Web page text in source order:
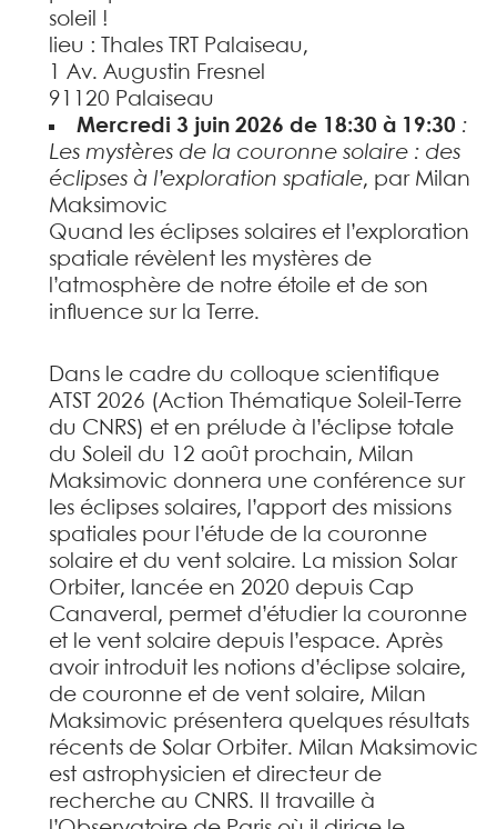
soleil !
lieu : Thales TRT Palaiseau,
1 Av. Augustin Fresnel
91120 Palaiseau
Mercredi 3 juin 2026 de 18:30 à 19:30 :
Les mystères de la couronne solaire : des
éclipses à l’exploration spatiale, par Milan
Maksimovic
Quand les éclipses solaires et l’exploration
spatiale révèlent les mystères de
l’atmosphère de notre étoile et de son
influence sur la Terre.
Dans le cadre du colloque scientifique
ATST 2026 (Action Thématique Soleil-Terre
du CNRS) et en prélude à l’éclipse totale
du Soleil du 12 août prochain, Milan
Maksimovic donnera une conférence sur
les éclipses solaires, l’apport des missions
spatiales pour l’étude de la couronne
solaire et du vent solaire. La mission Solar
Orbiter, lancée en 2020 depuis Cap
Canaveral, permet d’étudier la couronne
et le vent solaire depuis l’espace. Après
avoir introduit les notions d’éclipse solaire,
de couronne et de vent solaire, Milan
Maksimovic présentera quelques résultats
récents de Solar Orbiter. Milan Maksimovic
est astrophysicien et directeur de
recherche au CNRS. Il travaille à